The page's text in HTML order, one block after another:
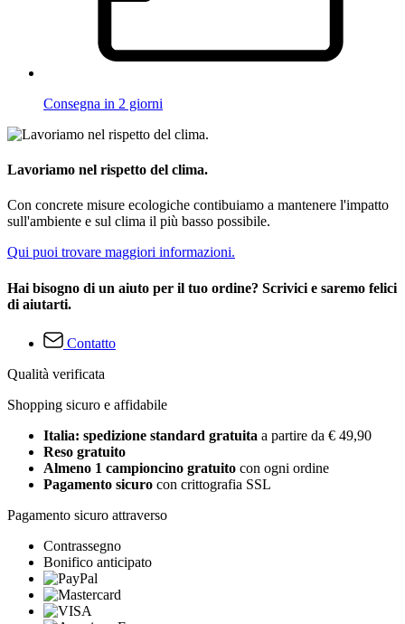
Consegna in 2 giorni
Lavoriamo nel rispetto del clima.
Con concrete misure ecologiche contibuiamo a mantenere l'impatto
sull'ambiente e sul clima il più basso possibile.
Qui puoi trovare maggiori informazioni.
Hai bisogno di un aiuto per il tuo ordine? Scrivici e saremo felici
di aiutarti.
Contatto
Qualità verificata
Shopping sicuro e affidabile
Italia: spedizione standard gratuita a partire da € 49,90
Reso gratuito
Almeno 1 campioncino gratuito con ogni ordine
Pagamento sicuro con crittografia SSL
Pagamento sicuro attraverso
Contrassegno
Bonifico anticipato